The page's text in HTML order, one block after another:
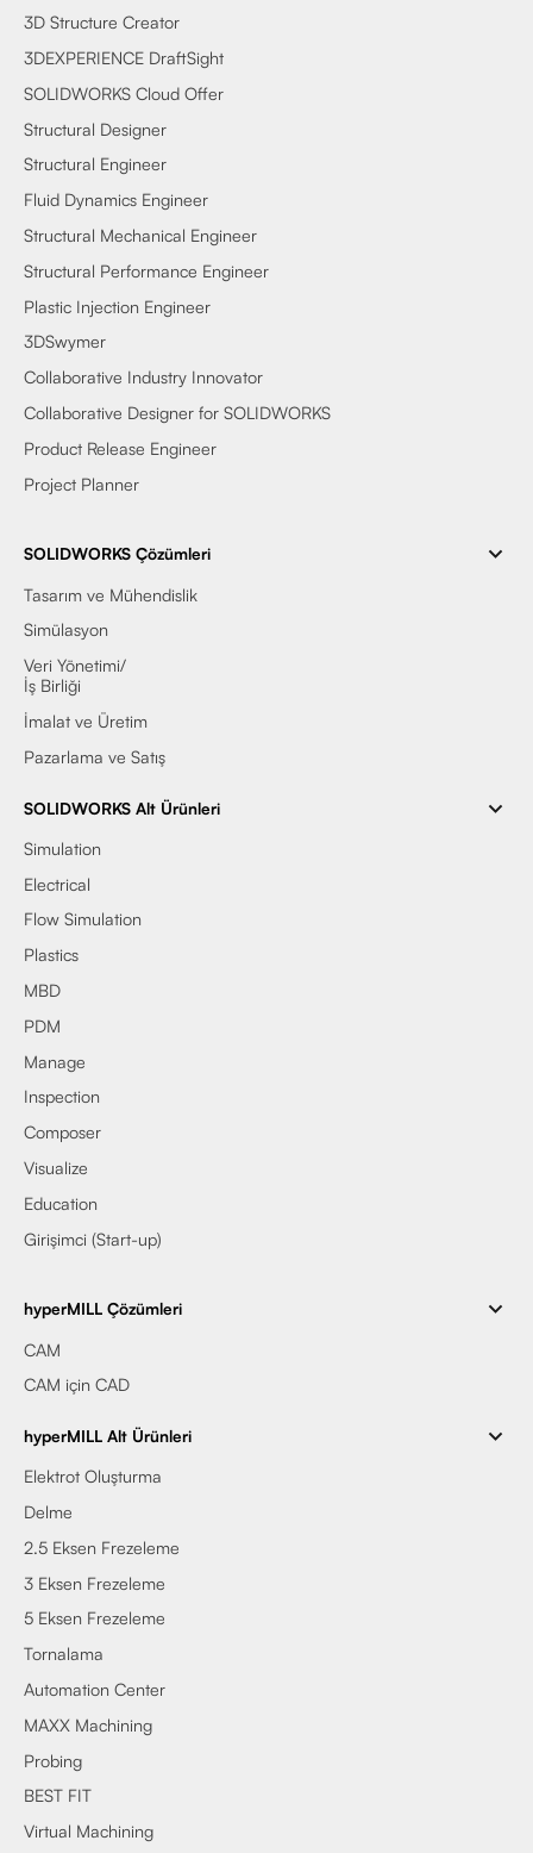
3D Structure Creator
3DEXPERIENCE DraftSight
SOLIDWORKS Cloud Offer
Structural Designer
Structural Engineer
Fluid Dynamics Engineer
Structural Mechanical Engineer
Structural Performance Engineer
Plastic Injection Engineer
3DSwymer
Collaborative Industry Innovator
Collaborative Designer for SOLIDWORKS
Product Release Engineer
Project Planner
SOLIDWORKS Çözümleri
Tasarım ve Mühendislik
Simülasyon
Veri Yönetimi/
İş Birliği
İmalat ve Üretim
Pazarlama ve Satış
SOLIDWORKS Alt Ürünleri
Simulation
Electrical
Flow Simulation
Plastics
MBD
PDM
Manage
Inspection
Composer
Visualize
Education
Girişimci (Start-up)
hyperMILL Çözümleri
CAM
CAM için CAD
hyperMILL Alt Ürünleri
Elektrot Oluşturma
Delme
2.5 Eksen Frezeleme
3 Eksen Frezeleme
5 Eksen Frezeleme
Tornalama
Automation Center
MAXX Machining
Probing
BEST FIT
Virtual Machining